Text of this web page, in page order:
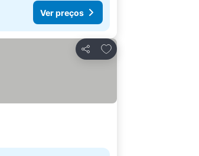
Ver preços
Partilhar
Adicionar aos favoritos